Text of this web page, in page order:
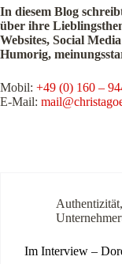
In diesem Blog
über ihre
Websites, Social
Humorig,
Mobil: +49 (0) 160 –
E-Mail:
Authentizität,
Im Interview –